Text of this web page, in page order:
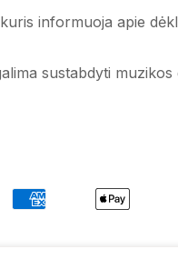
informuoja apie
sustabdyti